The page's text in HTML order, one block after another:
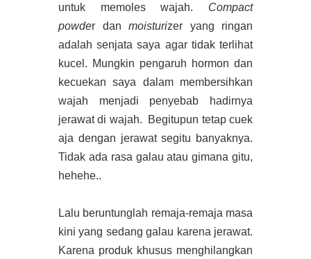
untuk memoles wajah. Compact
powder dan moisturizer yang ringan
adalah senjata saya agar tidak terlihat
kucel. Mungkin pengaruh hormon dan
kecuekan saya dalam membersihkan
wajah menjadi penyebab hadirnya
jerawat di wajah. Begitupun tetap cuek
aja dengan jerawat segitu banyaknya.
Tidak ada rasa galau atau gimana gitu,
hehehe..
Lalu beruntunglah remaja-remaja masa
kini yang sedang galau karena jerawat.
Karena produk khusus menghilangkan